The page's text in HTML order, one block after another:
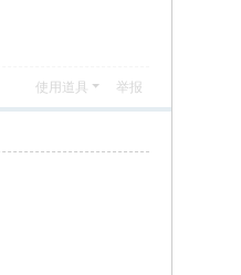
使用道具 举报